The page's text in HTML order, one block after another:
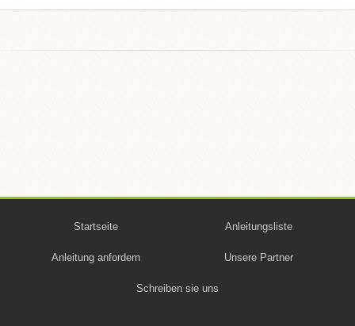
Startseite Anleitungsliste
Anleitung anfordern Unsere Partner
Schreiben sie uns